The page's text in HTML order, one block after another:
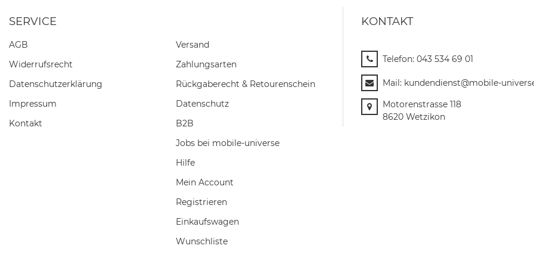
SERVICE
AGB
Widerrufs­recht
Daten­schutz­erklärung
Impressum
Kontakt
Versand
Zahlungsarten
Rückgaberecht & Retourenschein
Datenschutz
B2B
Jobs bei mobile-universe
Hilfe
Mein Account
Registrieren
Einkaufswagen
Wunschliste
KONTAKT
Telefon: 043 534 69 01
Mail: kundendienst@mobile-
Motorenstrasse 118
8620 Wetzikon